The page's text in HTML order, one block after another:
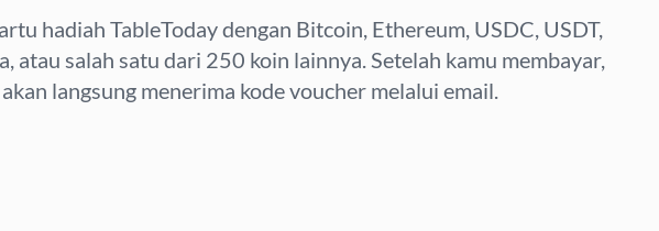
hadiah TableToday dengan Bitcoin, Ethereum, USDC, USDT,
atau salah satu dari 250 koin lainnya. Setelah kamu membayar,
langsung menerima kode voucher melalui email.